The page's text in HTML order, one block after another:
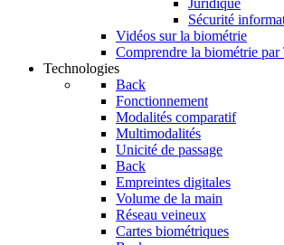
Juridique
Sécurité
Vidéos sur la biométrie
Comprendre la biométrie par
Technologies
Back
Fonctionnement
Modalités comparatif
Multimodalités
Unicité de passage
Back
Empreintes digitales
Volume de la main
Réseau veineux
Cartes biométriques